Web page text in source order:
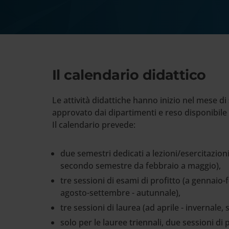
sito
Il calendario didattico
Le attività didattiche hanno inizio nel mese
approvato dai dipartimenti e reso
Il calendario prevede:
due semestri dedicati a lezioni/
secondo semestre da febbraio a maggio),
tre sessioni di esami di profitto (a
agosto-settembre - autunnale),
tre sessioni di laurea (ad aprile -
solo per le lauree triennali, due sessioni